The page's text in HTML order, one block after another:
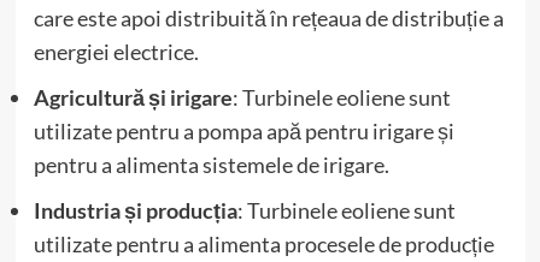
care este apoi distribuită în rețeaua de distribuție a
energiei electrice.
Agricultură și irigare: Turbinele eoliene sunt
utilizate pentru a pompa apă pentru irigare și
pentru a alimenta sistemele de irigare.
Industria și producția: Turbinele eoliene sunt
utilizate pentru a alimenta procesele de producție